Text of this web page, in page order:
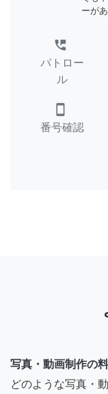
ーが
perm_phone_msg
パトロー
ル
smartphone
番号確認
写真・動画制作の
どのような写真・